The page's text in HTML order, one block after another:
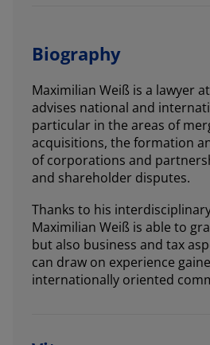
Biography
Maximilian Weiß is a lawyer
advises national and
particular in the areas of
acquisitions, the formation
of corporations and
and shareholder disputes.
Thanks to his
Maximilian Weiß is able to
but also business and tax
can draw on experience
internationally oriented